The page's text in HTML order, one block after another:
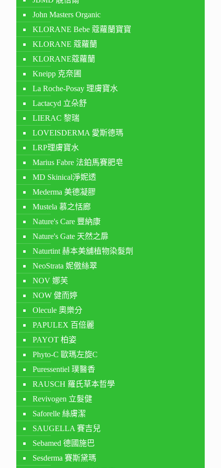
John Masters Organic
KLORANE Bebe 蔻蘿蘭寶寶
KLORANE 蔻蘿蘭
KLORANE蔻蘿蘭
Kneipp 克奈圃
La Roche-Posay 理膚寶水
Lactacyd 立朵舒
LIERAC 黎瑞
LOVEISDERMA 愛斯德瑪
LRP理膚寶水
Marius Fabre 法鉑馬賽肥皂
MD Skinical淨妮透
Mederma 美德凝膠
Mustela 慕之恬廊
Nature's Care 豐納康
Nature's Gate 天然之扉
Naturtint 赫本美舖植物染髮劑
NeoStrata 妮傲絲翠
NOV 娜芙
NOW 健而婷
Olecule 奧樂分
PAPULEX 百倍麗
PAYOT 柏姿
Phyto-C 歐瑪左旋C
Puressentiel 璞醫香
RAUSCH 羅氏草本哲學
Revivogen 立髮健
Saforelle 絲膚潔
SAUGELLA 賽吉兒
Sebamed 德國施巴
Sesderma 賽斯黛瑪